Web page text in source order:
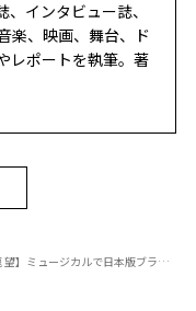
インタビュー誌、
楽、映画、舞台、ド
レポートを執筆。著
ブラピを演じる「死神として、プリンスとして生きる２日間の休暇を楽しんでほしい」【インタビュー】